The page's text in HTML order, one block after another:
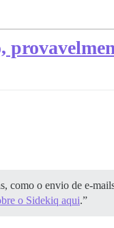
como o envio de e-
o Sidekiq aqui.”